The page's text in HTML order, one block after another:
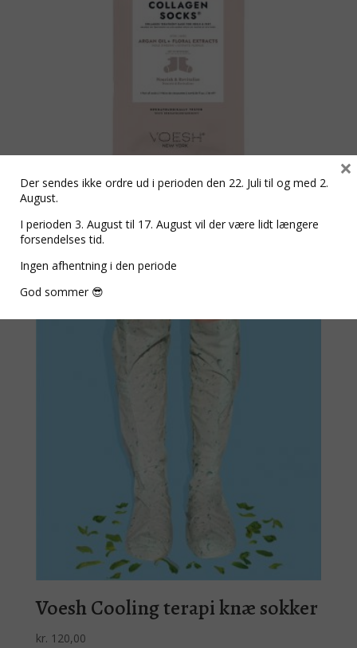
Collagen Socks / sokker 1 par
Voesh Cooling terapi knæ sokker
kr. 120,00
Der sendes ikke ordre ud i perioden den 22. Juli til og med 2.
August.
I perioden 3. August til 17. August vil der være lidt længere
forsendelses tid.
Ingen afhentning i den periode
God sommer 😎
×